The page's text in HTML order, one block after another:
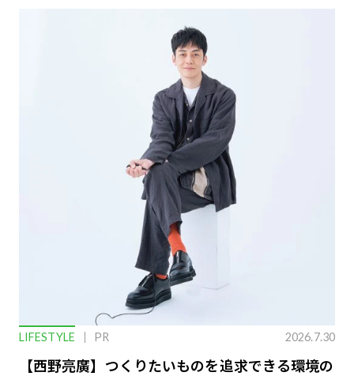
LIFESTYLE PR 2026.7.30
【西野亮廣】つくりたいものを追求できる環境の